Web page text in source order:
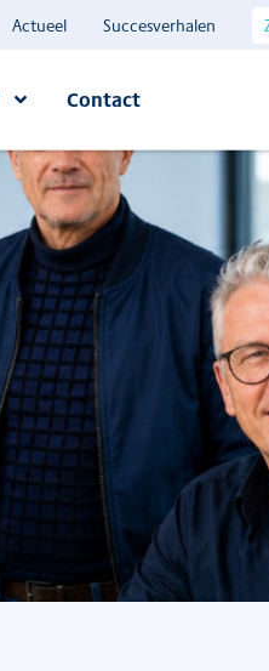
Actueel Succesverhalen
Contact